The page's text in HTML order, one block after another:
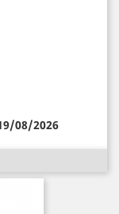
08/2026